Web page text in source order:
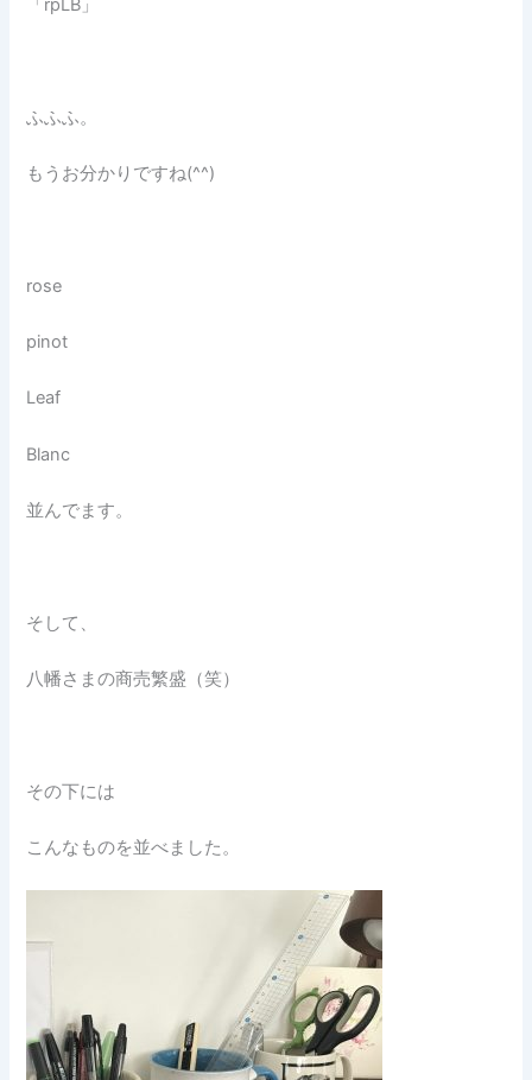
「rpLB」
ふふふ。
もうお分かりですね(^^)
rose
pinot
Leaf
Blanc
並んでます。
そして、
八幡さまの商売繁盛（笑）
その下には
こんなものを並べました。